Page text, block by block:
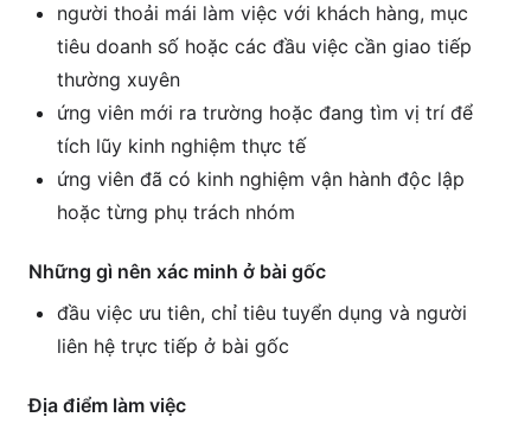
người thoải mái làm việc với khách hàng, mục
tiêu doanh số hoặc các đầu việc cần giao tiếp
thường xuyên
ứng viên mới ra trường hoặc đang tìm vị trí để
tích lũy kinh nghiệm thực tế
ứng viên đã có kinh nghiệm vận hành độc lập
hoặc từng phụ trách nhóm
Những gì nên xác minh ở bài gốc
đầu việc ưu tiên, chỉ tiêu tuyển dụng và người
liên hệ trực tiếp ở bài gốc
Địa điểm làm việc